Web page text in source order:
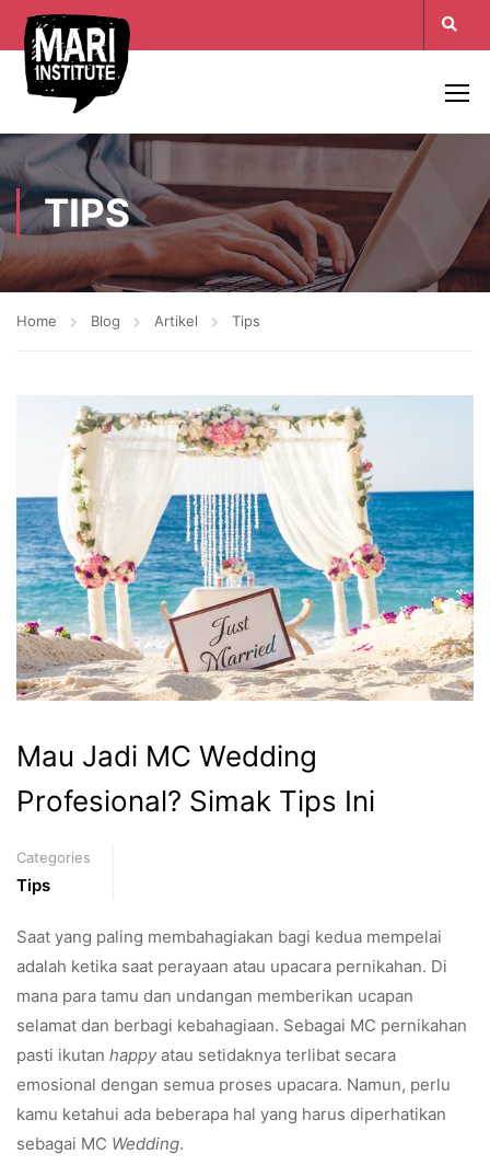
TIPS
Home Blog Artikel Tips
Mau Jadi MC Wedding
Profesional? Simak Tips Ini
Categories
Tips
Saat yang paling membahagiakan bagi kedua mempelai
adalah ketika saat perayaan atau upacara pernikahan. Di
mana para tamu dan undangan memberikan ucapan
selamat dan berbagi kebahagiaan. Sebagai MC pernikahan
pasti ikutan happyatau setidaknya terlibat secara
emosional dengan semua proses upacara. Namun, perlu
kamu ketahui ada beberapa hal yang harus diperhatikan
sebagai MC Wedding.